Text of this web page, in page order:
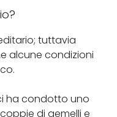
tuttavia
alcune condizioni
ha condotto uno
di gemelli e